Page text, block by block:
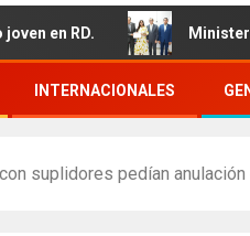
RD. Ministerio de
INTERNACIONALES
suplidores pedían